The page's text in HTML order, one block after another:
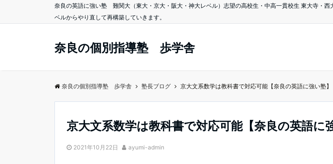
奈良の英語に強い塾 難関大（東大・京大・阪大・神大レベル）志望の高校生・中高一貫校生 東大寺・
ベルからやり直して再構築していきます。
奈良の個別指導塾 歩学舎
奈良の個別指導塾 歩学舎 塾長ブログ 京大文系数学は教科書で対応可能【奈良の英語に強い塾】
京大文系数学は教科書で対応可能【奈良の英語に
2021年10月22日 ayumi-admin